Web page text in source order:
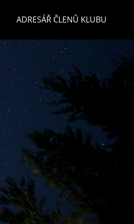
ADRESÁŘ ČLENŮ KLUBU